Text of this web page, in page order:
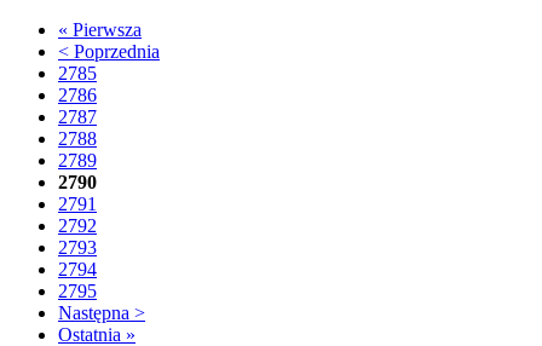
« Pierwsza
< Poprzednia
2785
2786
2787
2788
2789
2790
2791
2792
2793
2794
2795
Następna >
Ostatnia »